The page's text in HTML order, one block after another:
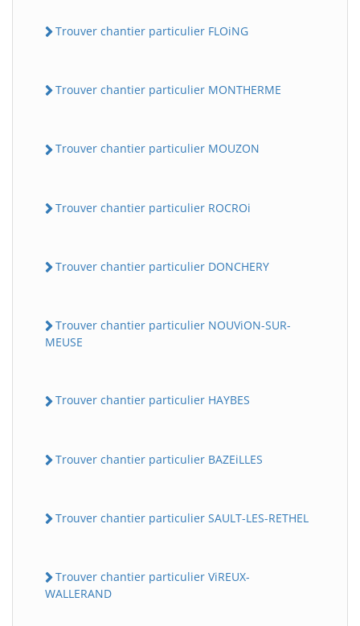
Trouver chantier particulier FLOiNG
Trouver chantier particulier MONTHERME
Trouver chantier particulier MOUZON
Trouver chantier particulier ROCROi
Trouver chantier particulier DONCHERY
Trouver chantier particulier NOUViON-SUR-
MEUSE
Trouver chantier particulier HAYBES
Trouver chantier particulier BAZEiLLES
Trouver chantier particulier SAULT-LES-RETHEL
Trouver chantier particulier ViREUX-
WALLERAND